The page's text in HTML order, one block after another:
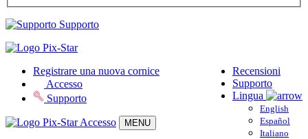
Supporto
Recensioni
Supporto
Lingua
English
Español
Italiano
Registrare una nuova cornice
Accesso
Supporto
Accesso MENU